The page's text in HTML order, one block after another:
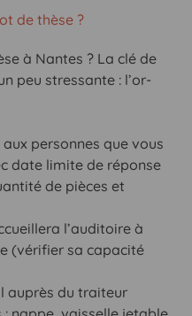
de thèse ?
à Nantes ? La clé de
peu stressante : l’or-
personnes que vous
date limite de réponse
de pièces et
l’auditoire à
(vérifier sa capacité
auprès du traiteur